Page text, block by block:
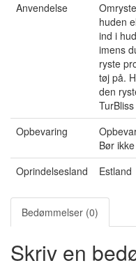
Anvendelse
huden
ind i
imens
ryste
tøj på.
den
Opbevaring
Bør
Oprindelsesland
Estland
Bedømmelser (0)
Skriv en